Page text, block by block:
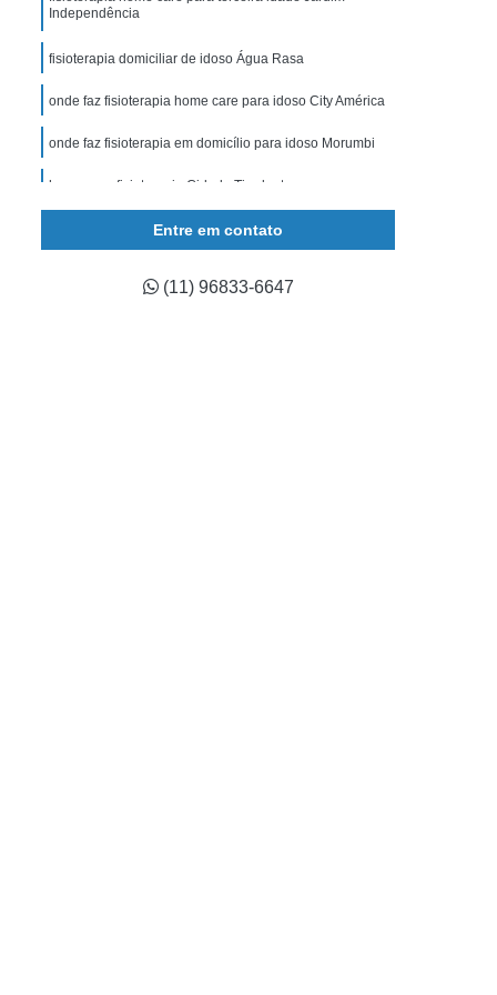
Cuidador de Idoso com Alzheimer
Cuidador de Idoso Noturno
Cuidador de Idoso Zona Sul
de Cuidador de Idosos Acamados
de Idosos Vila Mariana
Cuidar de Idoso Vila Mariana
de Idosos Ibirapuera
de Enfermagem Saúde
de Enfermagem Saúde
Independência
fisioterapia domiciliar de idoso Água Rasa
onde faz fisioterapia home care para idoso City América
onde faz fisioterapia em domicílio para idoso Morumbi
home care fisioterapia Cidade Tiradentes
Entre em contato
(11) 96833-6647